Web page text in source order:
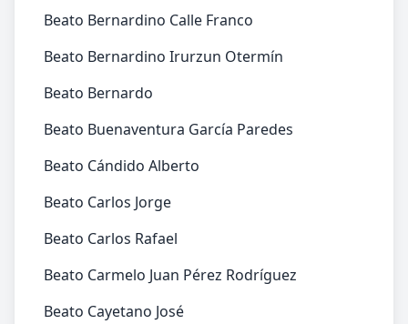
Beato Bernardino Calle Franco
Beato Bernardino Irurzun Otermín
Beato Bernardo
Beato Buenaventura García Paredes
Beato Cándido Alberto
Beato Carlos Jorge
Beato Carlos Rafael
Beato Carmelo Juan Pérez Rodríguez
Beato Cayetano José